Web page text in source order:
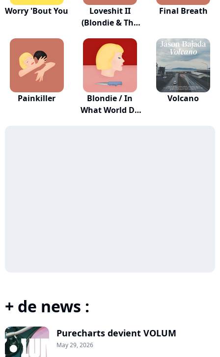
Worry 'Bout You
Loveshit II
(Blondie & The
Final Breath
Painkiller
Blondie / In
What World Do
Volcano
+ de news :
Purecharts devient VOLUM
May 29, 2026